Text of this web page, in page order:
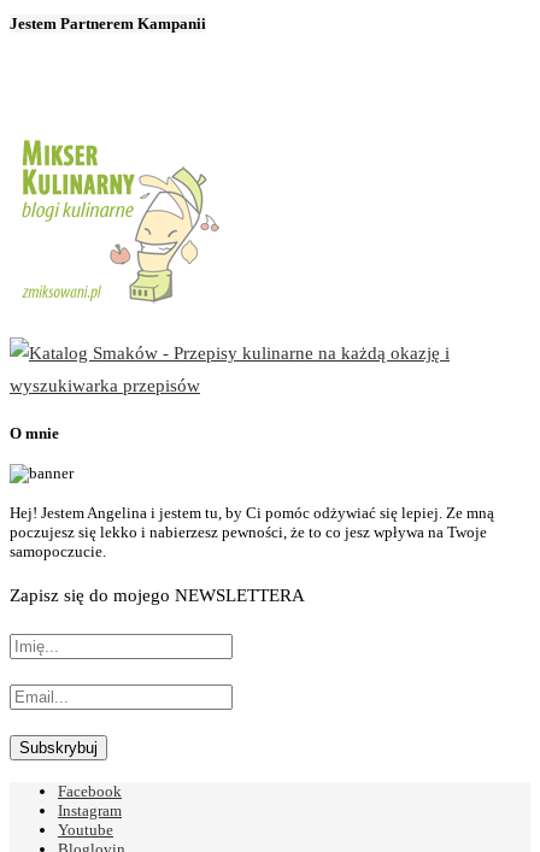
Jestem Partnerem Kampanii
O mnie
Hej! Jestem Angelina i jestem tu, by Ci pomóc odżywiać się lepiej. Ze mną
poczujesz się lekko i nabierzesz pewności, że to co jesz wpływa na Twoje
samopoczucie.
Zapisz się do mojego NEWSLETTERA
Facebook
Instagram
Youtube